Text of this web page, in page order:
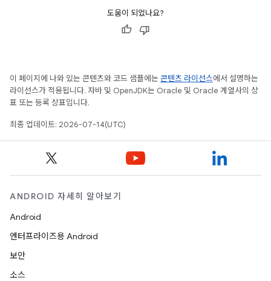
도움이 되었나요?
이 페이지에 나와 있는 콘텐츠와 코드 샘플에는 콘텐츠 라이선스에서 설명하는
라이선스가 적용됩니다. 자바 및 OpenJDK는 Oracle 및 Oracle 계열사의 상
표 또는 등록 상표입니다.
최종 업데이트: 2026-07-14(UTC)
ANDROID 자세히 알아보기
Android
엔터프라이즈용 Android
보안
소스